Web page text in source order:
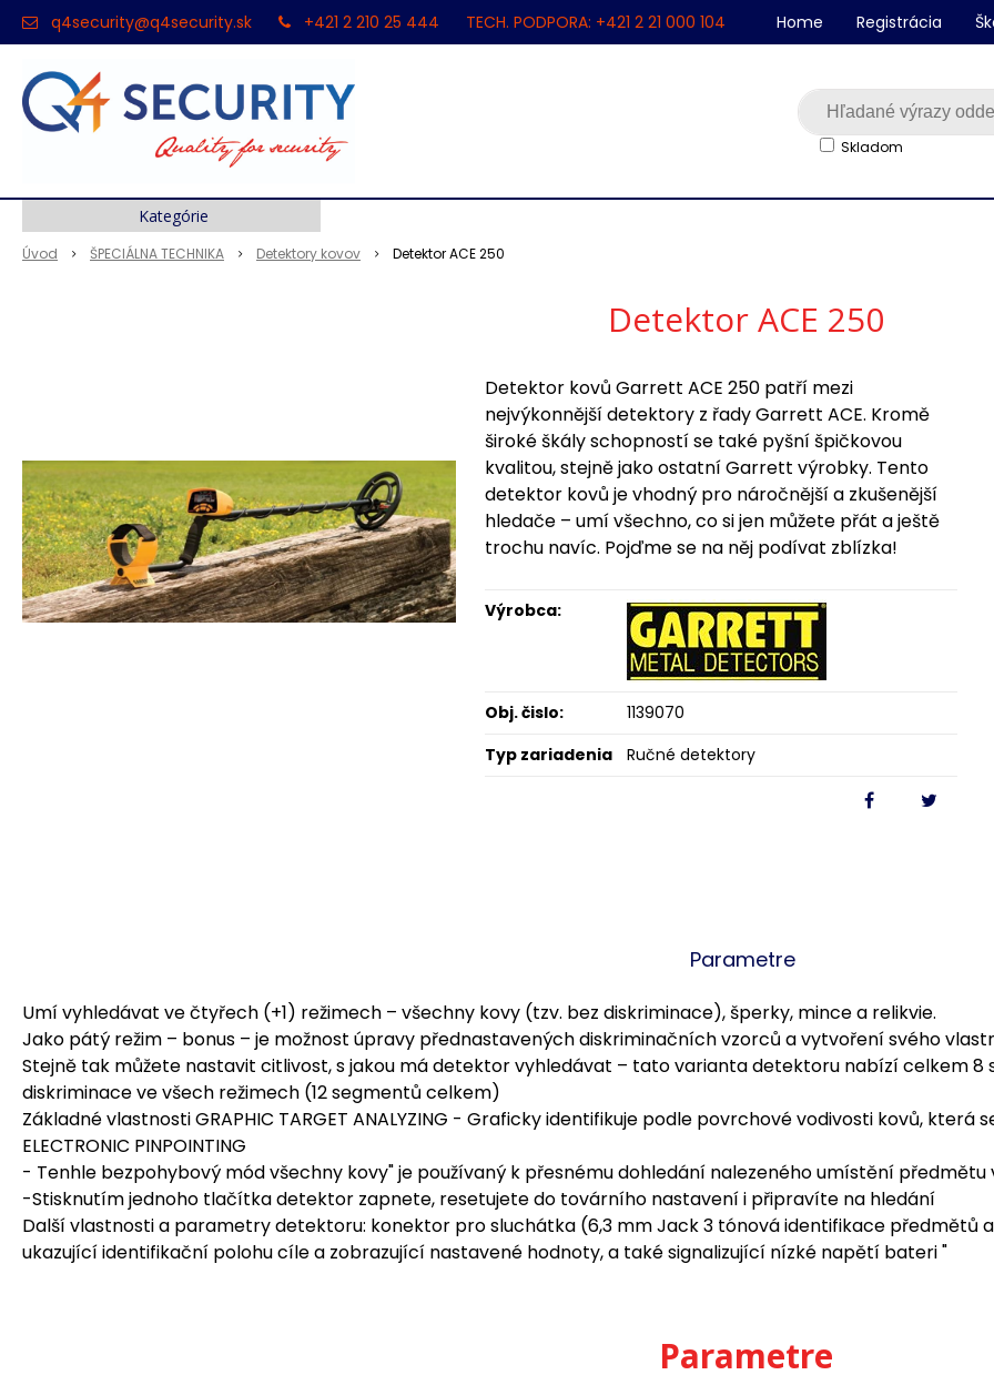
q4security@q4security.sk +421 2 210 25 444 TECH. PODPORA: +421 2 21 000 104
Skladom
Home Registrácia
Úvod ŠPECIÁLNA TECHNIKA Detektory kovov Detektor ACE 250
Detektor ACE 250
Detektor kovů Garrett ACE 250 patří mezi
nejvýkonnější detektory z řady Garrett ACE. Kromě
široké škály schopností se také pyšní špičkovou
kvalitou, stejně jako ostatní Garrett výrobky. Tento
detektor kovů je vhodný pro náročnější a zkušenější
hledače – umí všechno, co si jen můžete přát a ještě
trochu navíc. Pojďme se na něj podívat zblízka!
Výrobca:
Obj. čislo:
1139070
Typ zariadenia
Ručné detektory
Parametre
Umí vyhledávat ve čtyřech (+1) režimech – všechny kovy (tzv. bez diskriminace), šperky, mince a relikvie.
Jako pátý režim – bonus – je možnost úpravy přednastavených diskriminačních vzorců a vytvoření svého
Stejně tak můžete nastavit citlivost, s jakou má detektor vyhledávat – tato varianta detektoru nabízí celkem
diskriminace ve všech režimech (12 segmentů celkem)
Základné vlastnosti GRAPHIC TARGET ANALYZING - Graficky identifikuje podle povrchové vodivosti kovů,
ELECTRONIC PINPOINTING
- Tenhle bezpohybový mód všechny kovy" je používaný k přesnému dohledání nalezeného umístění předmětu v
-Stisknutím jednoho tlačítka detektor zapnete, resetujete do továrního nastavení i připravíte na hledání
Další vlastnosti a parametry detektoru: konektor pro sluchátka (6,3 mm Jack 3 tónová identifikace předmětů
ukazující identifikační polohu cíle a zobrazující nastavené hodnoty, a také signalizující nízké napětí bateri "
Parametre
Kategórie